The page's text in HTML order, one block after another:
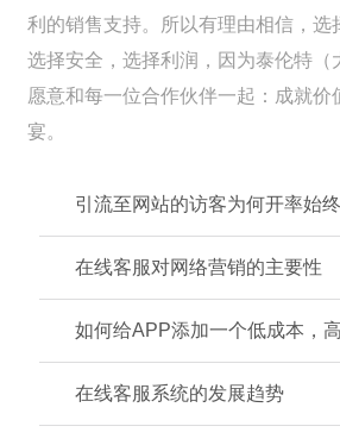
利的销售支持。所以有理由相信，选
选择安全，选择利润，因为泰伦特（
愿意和每一位合作伙伴一起：成就价
宴。
引流至网站的访客为何开率始
在线客服对网络营销的主要性
如何给APP添加一个低成本，高
在线客服系统的发展趋势